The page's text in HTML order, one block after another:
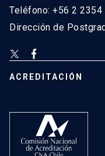
Teléfono: +56 2 2354
Dirección de
ACREDITACIÓN